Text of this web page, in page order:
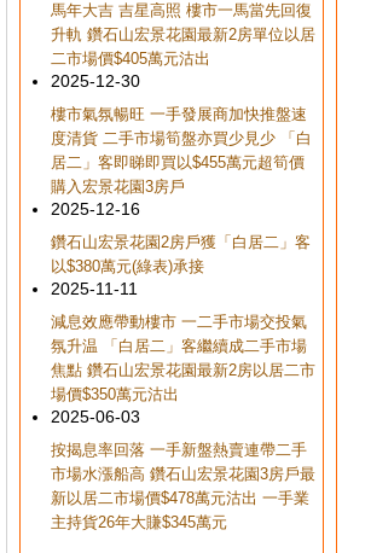
馬年大吉 吉星高照 樓市一馬當先回復
升軌 鑽石山宏景花園最新2房單位以居
二市場價$405萬元沽出
2025-12-30
樓市氣氛暢旺 一手發展商加快推盤速
度清貨 二手市場筍盤亦買少見少 「白
居二」客即睇即買以$455萬元超筍價
購入宏景花園3房戶
2025-12-16
鑽石山宏景花園2房戶獲「白居二」客
以$380萬元(綠表)承接
2025-11-11
減息效應帶動樓市 一二手市場交投氣
氛升温 「白居二」客繼續成二手市場
焦點 鑽石山宏景花園最新2房以居二市
場價$350萬元沽出
2025-06-03
按揭息率回落 一手新盤熱賣連帶二手
市場水漲船高 鑽石山宏景花園3房戶最
新以居二市場價$478萬元沽出 一手業
主持貨26年大賺$345萬元